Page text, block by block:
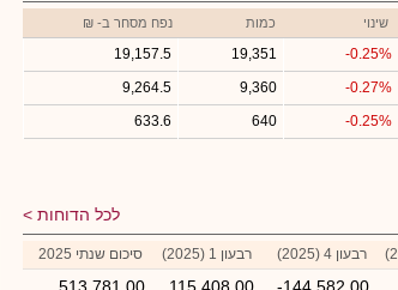
שינוי כמות נפח מסחר ב- ₪
-0.25%
19,351
19,157.5
-0.27%
9,360
9,264.5
-0.25%
640
633.6
לכל הדוחות
רבעון 4 (2025) רבעון 1 (2025) סיכום שנתי 2025